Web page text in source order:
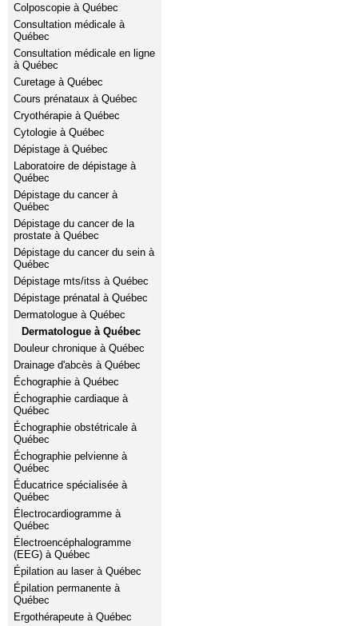
Colposcopie à Québec
Consultation médicale à
Québec
Consultation médicale en ligne
à Québec
Curetage à Québec
Cours prénataux à Québec
Cryothérapie à Québec
Cytologie à Québec
Dépistage à Québec
Laboratoire de dépistage à
Québec
Dépistage du cancer à
Québec
Dépistage du cancer de la
prostate à Québec
Dépistage du cancer du sein à
Québec
Dépistage mts/itss à Québec
Dépistage prénatal à Québec
Dermatologue à Québec
Dermatologue à Québec
Douleur chronique à Québec
Drainage d'abcès à Québec
Échographie à Québec
Échographie cardiaque à
Québec
Échographie obstétricale à
Québec
Échographie pelvienne à
Québec
Éducatrice spécialisée à
Québec
Électrocardiogramme à
Québec
Électroencéphalogramme
(EEG) à Québec
Épilation au laser à Québec
Épilation permanente à
Québec
Ergothérapeute à Québec